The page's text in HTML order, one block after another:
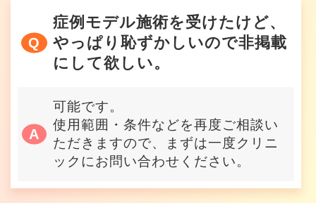
症例モデル施術を受けたけど、
やっぱり恥ずかしいので非掲載
にして欲しい。
可能です。
使用範囲・条件などを再度ご相談い
ただきますので、まずは一度クリニ
ックにお問い合わせください。